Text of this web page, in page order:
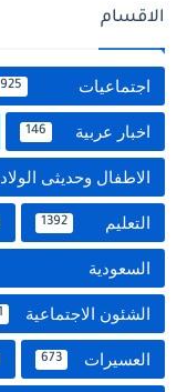
الاقسام
اجتماعيات 925
اخبار عربية 146
الاطفال وحديثى
التعليم 1392
السعودية
الشئون الاجتماعية
العسيرات 673